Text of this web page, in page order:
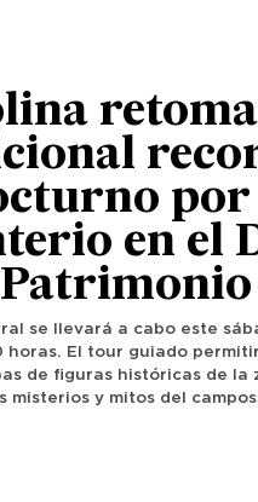
por
en el
Patrimonio
se llevará a cabo este
horas. El tour guiado
de figuras históricas de la
misterios y mitos del